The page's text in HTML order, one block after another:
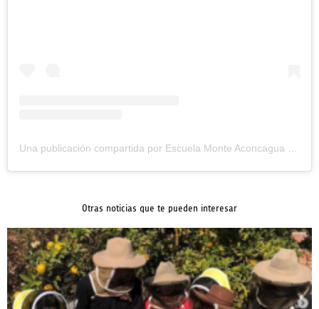
Otras noticias que te pueden interesar